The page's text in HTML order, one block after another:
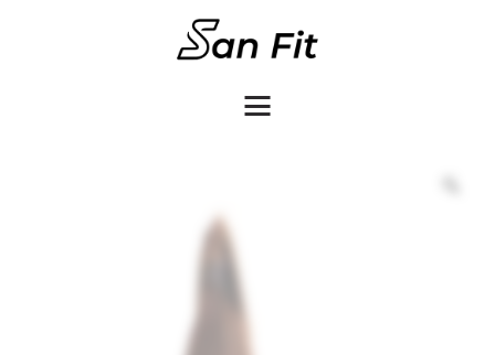
COMO COMPRAR